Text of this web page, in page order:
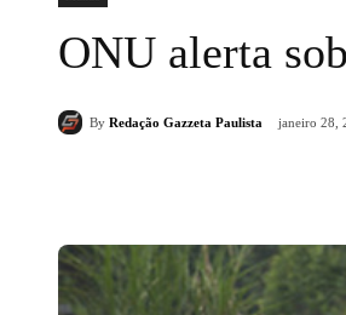
ONU alerta
By Redação Gazzeta Paulista janeiro 28,